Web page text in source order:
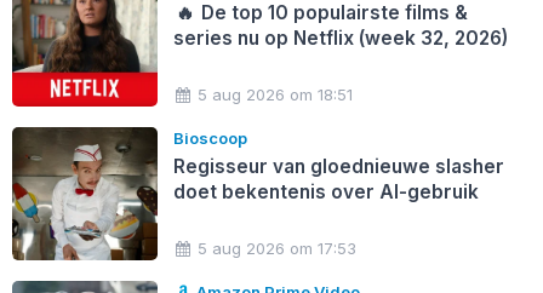
🔥 De top 10 populairste films &
series nu op Netflix (week 32, 2026)
5 aug 2026 om 18:51
Bioscoop
Regisseur van gloednieuwe slasher
doet bekentenis over AI-gebruik
5 aug 2026 om 17:53